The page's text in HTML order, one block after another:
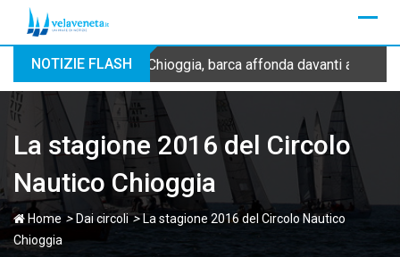
NOTIZIE FLASH Chioggia, barca affonda davanti alla
La stagione 2016 del Circolo
Nautico Chioggia
Home > Dai circoli>La stagione 2016 del Circolo Nautico
Chioggia